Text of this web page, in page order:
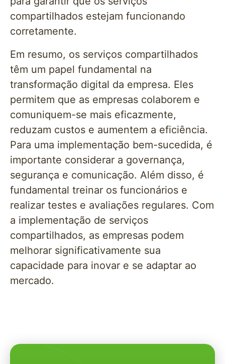
compartilhados estejam funcionando
corretamente.
Em resumo, os serviços compartilhados
têm um papel fundamental na
transformação digital da empresa. Eles
permitem que as empresas colaborem e
comuniquem-se mais eficazmente,
reduzam custos e aumentem a eficiência.
Para uma implementação bem-sucedida, é
importante considerar a governança,
segurança e comunicação. Além disso, é
fundamental treinar os funcionários e
realizar testes e avaliações regulares. Com
a implementação de serviços
compartilhados, as empresas podem
melhorar significativamente sua
capacidade para inovar e se adaptar ao
mercado.